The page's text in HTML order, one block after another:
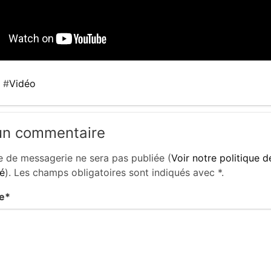
#Vidéo
commentaire
de messagerie ne sera pas publiée (Voir notre politique
). Les champs obligatoires sont indiqués avec *.
*